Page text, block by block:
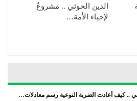
الدين الحوثي .. مشروعٌ
لإحياء الأمة…
.. كيف أعادت الضربة النوعية رسم معادلات…